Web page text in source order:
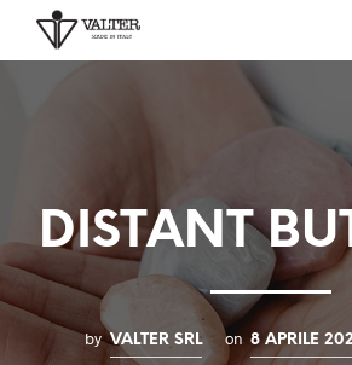
DISTANT
by VALTER SRL on 8 APRILE